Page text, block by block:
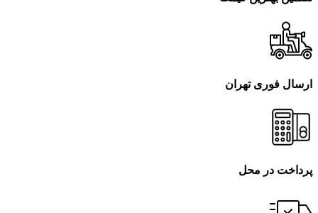
ارسال فوری تهران
پرداخت در محل